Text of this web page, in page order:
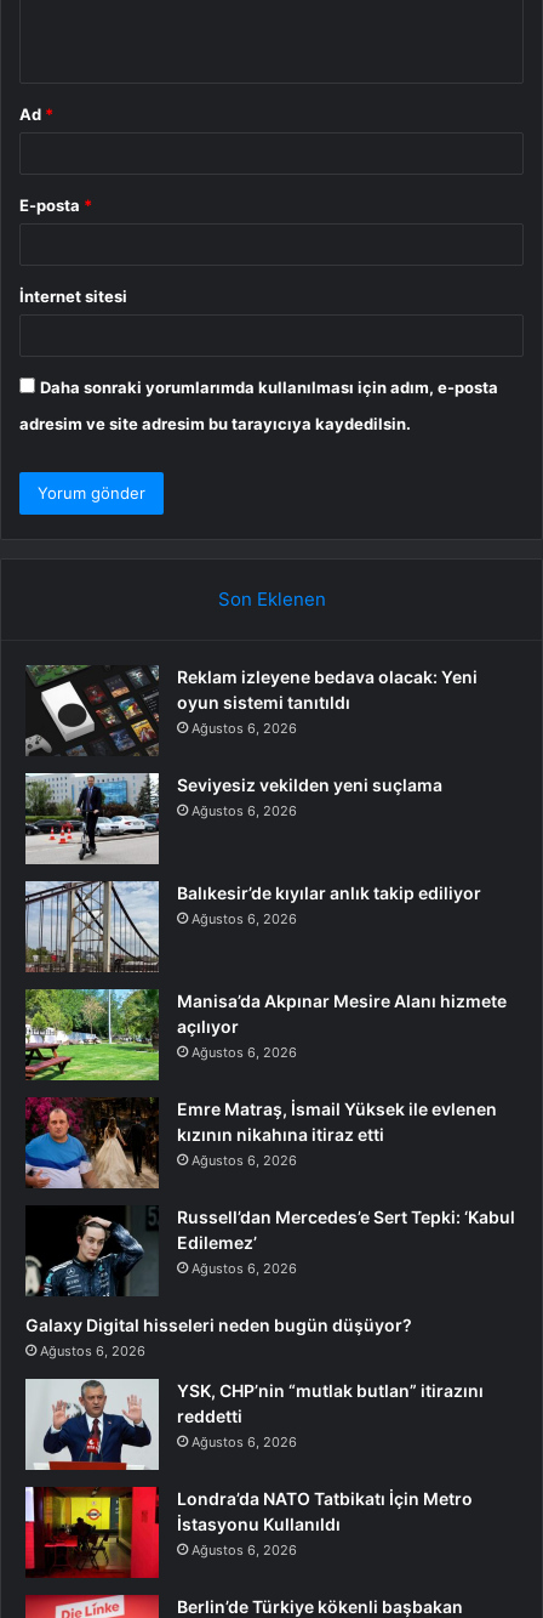
Ad *
E-posta *
İnternet sitesi
Daha sonraki yorumlarımda kullanılması için adım, e-posta
adresim ve site adresim bu tarayıcıya kaydedilsin.
Son Eklenen
Reklam izleyene bedava olacak: Yeni
oyun sistemi tanıtıldı
Ağustos 6, 2026
Seviyesiz vekilden yeni suçlama
Ağustos 6, 2026
Balıkesir’de kıyılar anlık takip ediliyor
Ağustos 6, 2026
Manisa’da Akpınar Mesire Alanı hizmete
açılıyor
Ağustos 6, 2026
Emre Matraş, İsmail Yüksek ile evlenen
kızının nikahına itiraz etti
Ağustos 6, 2026
Russell’dan Mercedes’e Sert Tepki: ‘Kabul
Edilemez’
Ağustos 6, 2026
Galaxy Digital hisseleri neden bugün düşüyor?
Ağustos 6, 2026
YSK, CHP’nin “mutlak butlan” itirazını
reddetti
Ağustos 6, 2026
Londra’da NATO Tatbikatı İçin Metro
İstasyonu Kullanıldı
Ağustos 6, 2026
Berlin’de Türkiye kökenli başbakan